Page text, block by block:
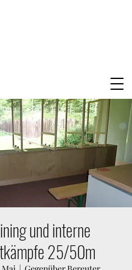
und interne
25/50m